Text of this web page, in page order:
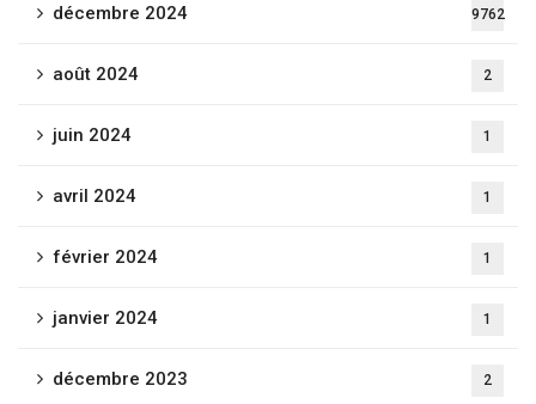
décembre 2024 9762
août 2024 2
juin 2024 1
avril 2024 1
février 2024 1
janvier 2024 1
décembre 2023 2